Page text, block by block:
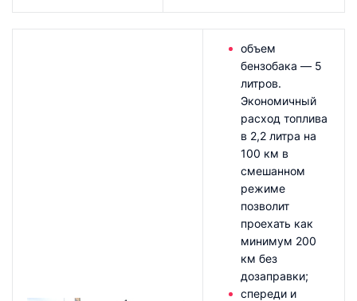
объем
бензобака — 5
литров.
Экономичный
расход топлива
в 2,2 литра на
100 км в
смешанном
режиме
позволит
проехать как
минимум 200
км без
дозаправки;
спереди и